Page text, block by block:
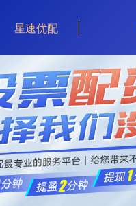
星速优配